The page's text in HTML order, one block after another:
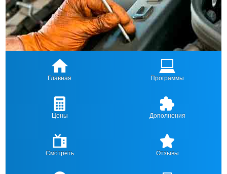
Главная Программы
Цены Дополнения
Смотреть Отзывы